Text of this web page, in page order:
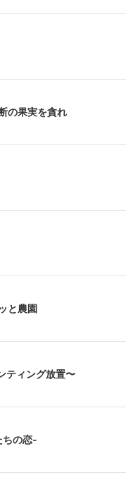
の果実を貪れ
と農園
ティング放置〜
ちの恋-